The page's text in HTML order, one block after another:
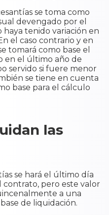
se toma como
devengado por el
tenido variación en
el caso contrario y en
tomará como base el
en el último año de
servido si fuere menor
se tiene en cuenta
base para el cálculo
las
se hará el último día
contrato, pero este valor
a una
de liquidación.